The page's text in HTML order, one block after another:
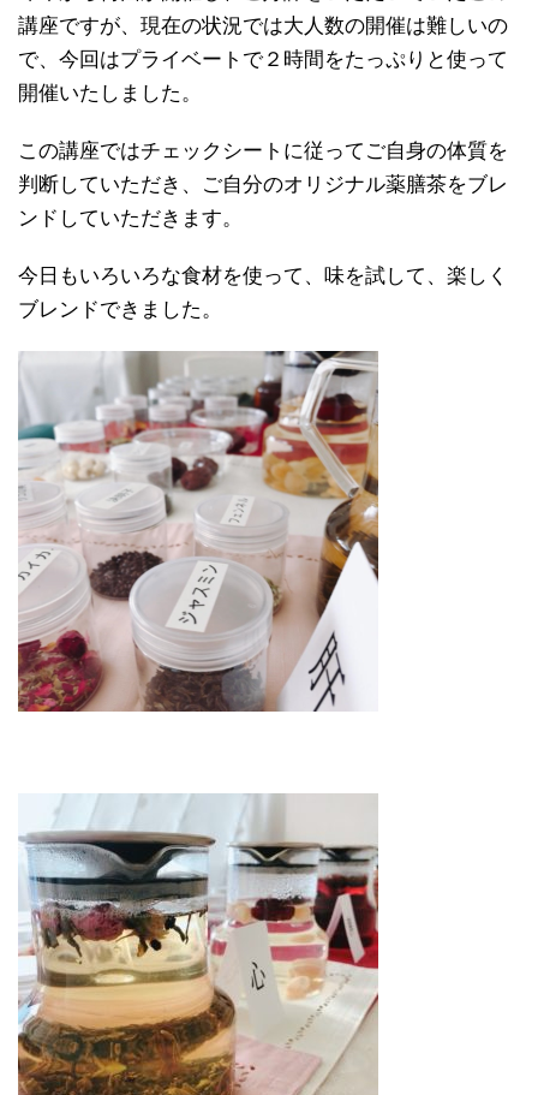
講座ですが、現在の状況では大人数の開催は難しいの
で、今回はプライベートで２時間をたっぷりと使って
開催いたしました。
この講座ではチェックシートに従ってご自身の体質を
判断していただき、ご自分のオリジナル薬膳茶をブレ
ンドしていただきます。
今日もいろいろな食材を使って、味を試して、楽しく
ブレンドできました。